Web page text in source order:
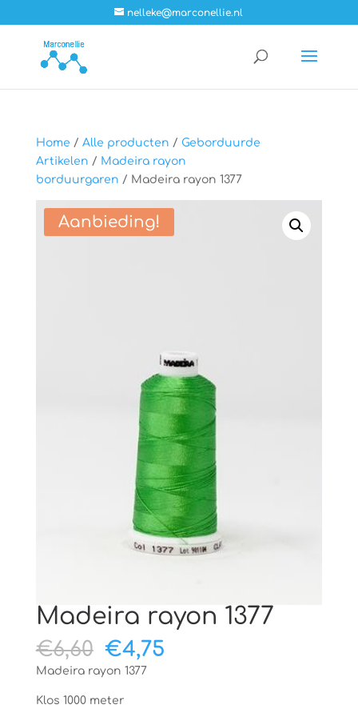
nelleke@marconellie.nl
Home / Alle producten / Geborduurde
Artikelen / Madeira rayon
borduurgaren / Madeira rayon 1377
Aanbieding!
Madeira rayon 1377
€6,60 Oorspronkelijke
prijs
€6,60.
€4,75Huidige
Madeira rayon 1377
Klos 1000 meter